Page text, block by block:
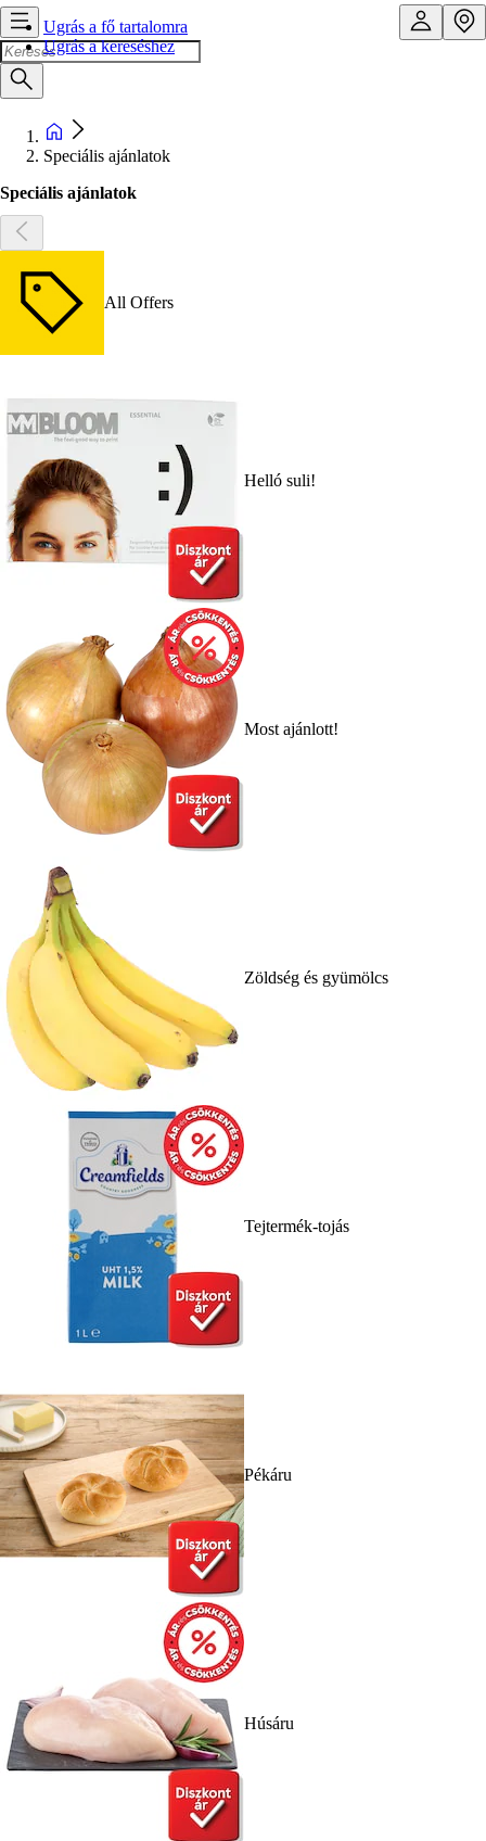
Ugrás a fő tartalomra
Ugrás a kereséshez
Speciális ajánlatok
Speciális ajánlatok
All Offers
Helló suli!
Most ajánlott!
Zöldség és gyümölcs
Tejtermék-tojás
Pékáru
Húsáru